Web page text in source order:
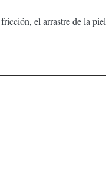
el arrastre de la